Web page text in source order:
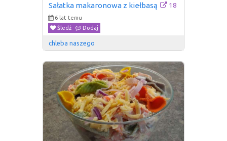
Sałatka makaronowa z kiełbasą 18
6 lat temu
Śledź
Dodaj
chleba naszego